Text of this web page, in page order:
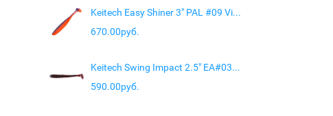
Keitech Easy Shiner 3" PAL #09 Violet Firre
670.00руб.
Keitech Swing Impact 2.5" EA#03 Grape
590.00руб.